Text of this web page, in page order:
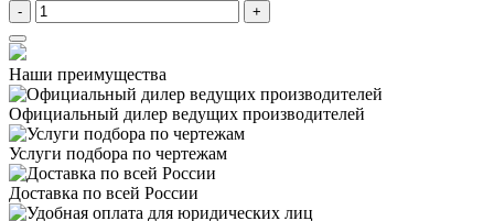
- +
Наши преимущества
Официальный дилер ведущих производителей
Услуги подбора по чертежам
Доставка по всей России